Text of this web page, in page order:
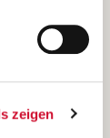
zeigen